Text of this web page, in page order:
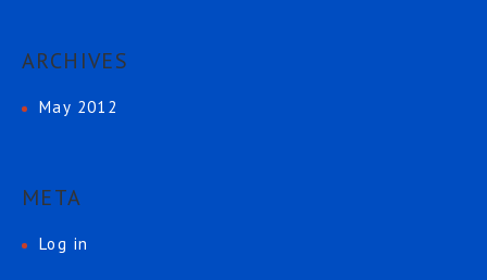
ARCHIVES
May 2012
META
Log in